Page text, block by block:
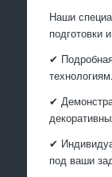
Наши
подготовки
✔
технологиям.
✔
✔
под ваши